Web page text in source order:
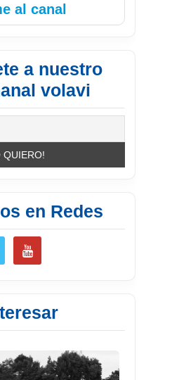
al canal
a nuestro
volavi
en Redes